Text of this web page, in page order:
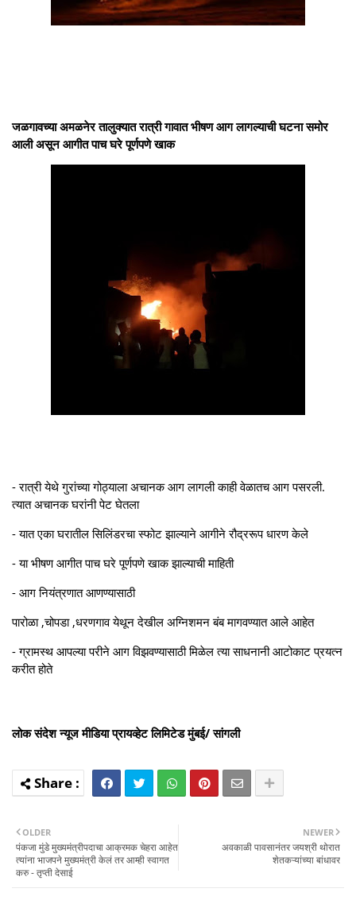
जळगावच्या अमळनेर तालुक्यात रात्री गावात भीषण आग लागल्याची घटना समोर
आली असून आगीत पाच घरे पूर्णपणे खाक
- रात्री येथे गुरांच्या गोठ्याला अचानक आग लागली काही वेळातच आग पसरली.
त्यात अचानक घरांनी पेट घेतला
- यात एका घरातील सिलिंडरचा स्फोट झाल्याने आगीने रौद्ररूप धारण केले
- या भीषण आगीत पाच घरे पूर्णपणे खाक झाल्याची माहिती
- आग नियंत्रणात आणण्यासाठी
पारोळा ,चोपडा ,धरणगाव येथून देखील अग्निशमन बंब मागवण्यात आले आहेत
- ग्रामस्थ आपल्या परीने आग विझवण्यासाठी मिळेल त्या साधनानी आटोकाट प्रयत्न
करीत होते
लोक संदेश न्यूज मीडिया प्रायव्हेट लिमिटेड मुंबई/ सांगली
NEWER
अवकाळी पावसानंतर जयश्री थोरात
शेतकऱ्यांच्या बांधावर
OLDER
पंकजा मुंडे मुख्यमंत्रीपदाचा आक्रमक चेहरा आहेत
त्यांना भाजपने मुख्यमंत्री केलं तर आम्ही स्वागत
करु - तृप्ती देसाई